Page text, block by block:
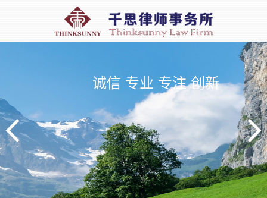
诚信 专业 专注 创新